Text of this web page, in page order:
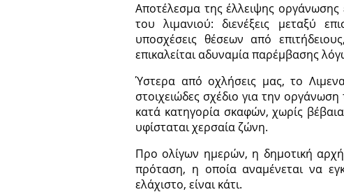
Αποτέλεσμα της έλλειψης οργάνωσης
του λιμανιού: διενέξεις μεταξύ
υποσχέσεις θέσεων από
επικαλείται αδυναμία παρέμβασης
Ύστερα από οχλήσεις μας, το
στοιχειώδες σχέδιο για την
κατά κατηγορία σκαφών, χωρίς
υφίσταται χερσαία ζώνη.
Προ ολίγων ημερών, η δημοτική αρχή
πρόταση, η οποία αναμένεται να
ελάχιστο, είναι κάτι.